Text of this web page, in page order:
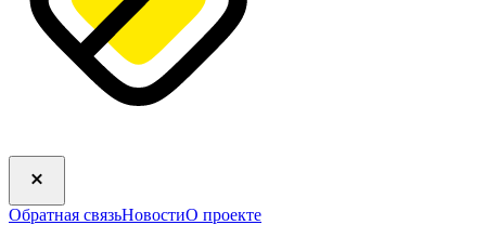
Обратная связьНовостиО проекте